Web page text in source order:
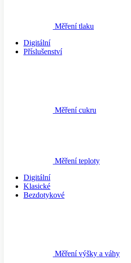
Měření tlaku
Digitální
Příslušenství
Měření cukru
Měření teploty
Digitální
Klasické
Bezdotykové
Měření výšky a váhy